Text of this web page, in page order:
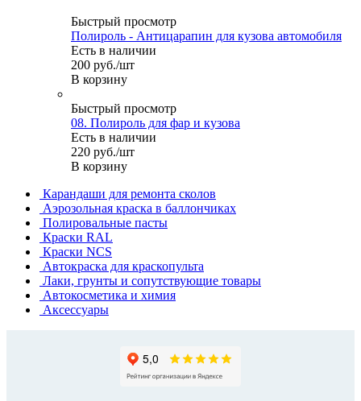
Быстрый просмотр
Полироль - Антицарапин для кузова автомобиля
Есть в наличии
200 руб./шт
В корзину
Быстрый просмотр
08. Полироль для фар и кузова
Есть в наличии
220 руб./шт
В корзину
Карандаши для ремонта сколов
Аэрозольная краска в баллончиках
Полировальные пасты
Краски RAL
Краски NCS
Автокраска для краскопульта
Лаки, грунты и сопутствующие товары
Автокосметика и химия
Аксессуары